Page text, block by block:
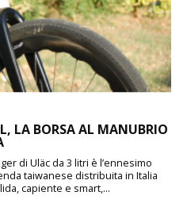
LA BORSA AL MANUBRIO
di Uläc da 3 litri è l’ennesimo
taiwanese distribuita in Italia
capiente e smart,...